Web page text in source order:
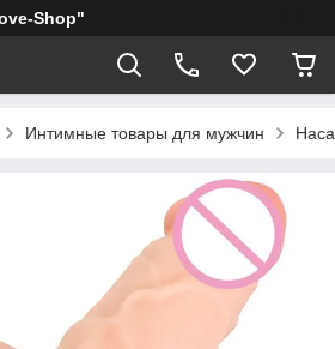
Shop"
Интимные товары для мужчин